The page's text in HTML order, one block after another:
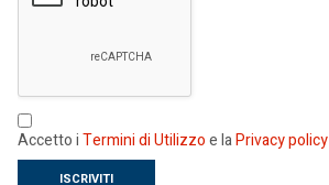
Accetto iTermini di Utilizzoe laPrivacy policy